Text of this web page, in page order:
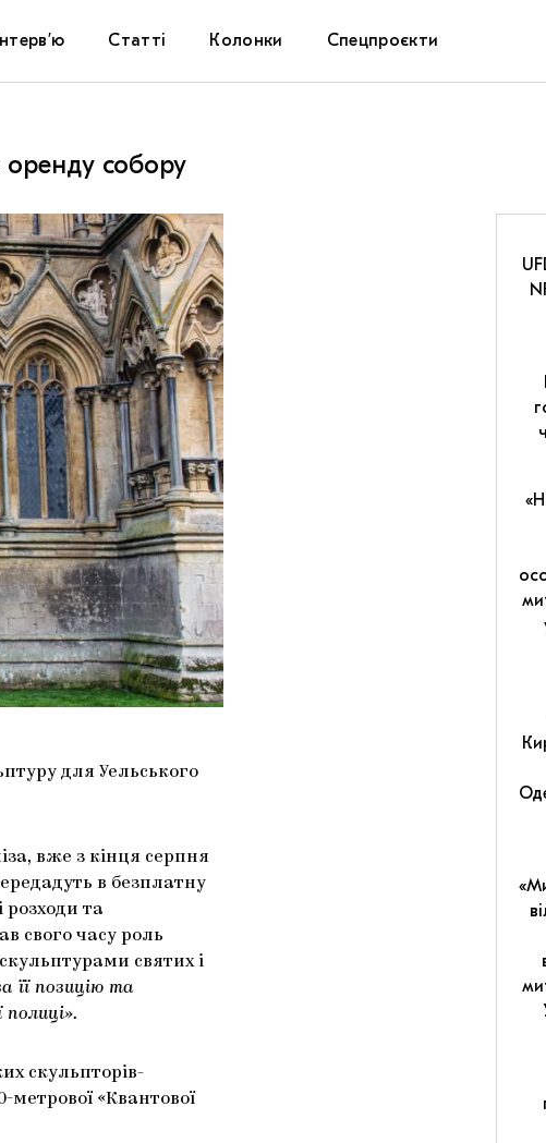
Інтерв’ю Статті Колонки Спецпроєкти
оренду собору
для Уельського
вже з кінця серпня
в безплатну
розходи та
свого часу роль
святих і
її позицію та
скульпторів-
метрової «Квантової